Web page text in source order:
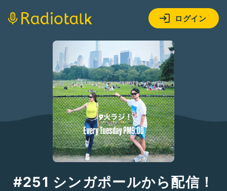
ログイン
#251 シンガポールから配信！